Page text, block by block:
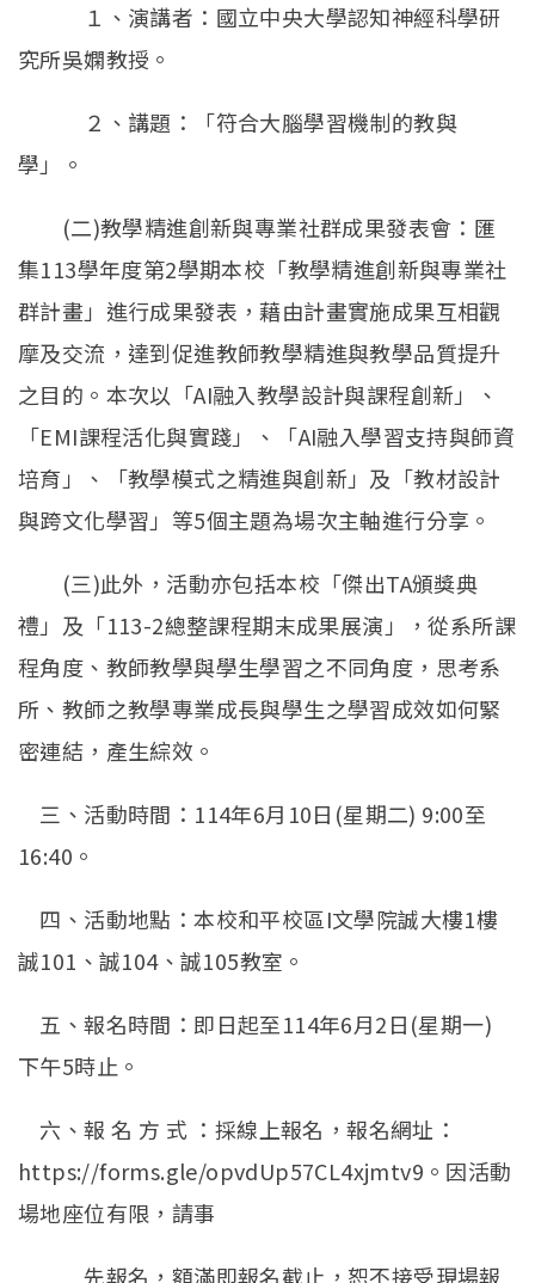
１、演講者：國立中央大學認知神經科學研
究所吳嫻教授。
２、講題：「符合大腦學習機制的教與
學」。
(二)教學精進創新與專業社群成果發表會：匯
集113學年度第2學期本校「教學精進創新與專業社
群計畫」進行成果發表，藉由計畫實施成果互相觀
摩及交流，達到促進教師教學精進與教學品質提升
之目的。本次以「AI融入教學設計與課程創新」、
「EMI課程活化與實踐」、「AI融入學習支持與師資
培育」、「教學模式之精進與創新」及「教材設計
與跨文化學習」等5個主題為場次主軸進行分享。
(三)此外，活動亦包括本校「傑出TA頒獎典
禮」及「113-2總整課程期末成果展演」，從系所課
程角度、教師教學與學生學習之不同角度，思考系
所、教師之教學專業成長與學生之學習成效如何緊
密連結，產生綜效。
三、活動時間：114年6月10日(星期二) 9:00至
16:40。
四、活動地點：本校和平校區I文學院誠大樓1樓
誠101、誠104、誠105教室。
五、報名時間：即日起至114年6月2日(星期一)
下午5時止。
六、報 名 方 式 ：採線上報名，報名網址：
https://forms.gle/opvdUp57CL4xjmtv9。因活動
場地座位有限，請事
先報名，額滿即報名截止，恕不接受現場報